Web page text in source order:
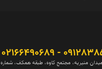
09128385985 -
منیریه، مجتمع کاوه، طبقه همکف، شماره 23